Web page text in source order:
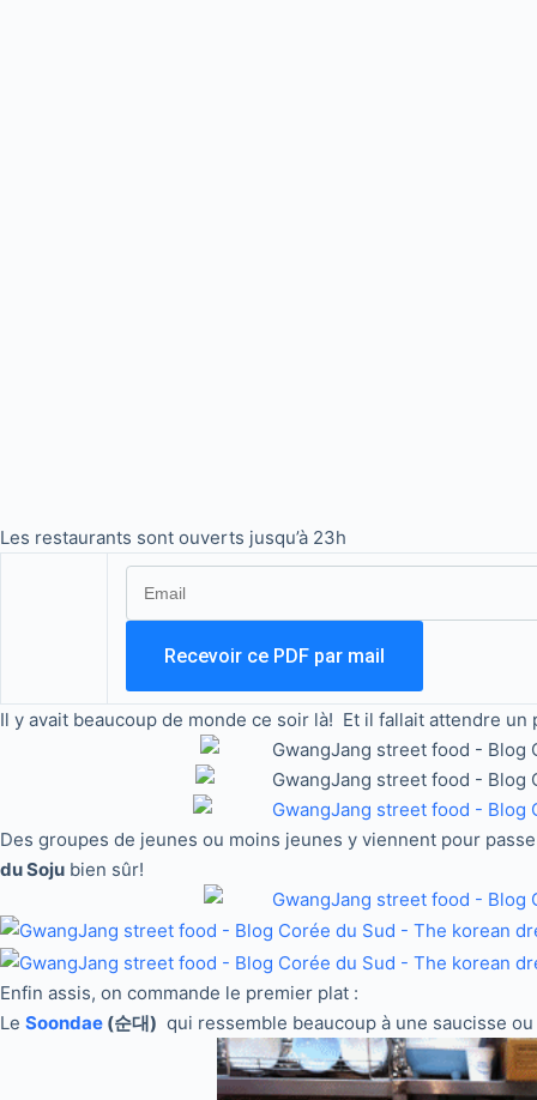
Les restaurants sont ouverts jusqu’à 23h
Il y avait beaucoup de monde ce soir là! Et il fallait attendre
Des groupes de jeunes ou moins jeunes y viennent pour
du Soju bien sûr!
Enfin assis, on commande le premier plat :
Le Soondae (순대) qui ressemble beaucoup à une saucisse